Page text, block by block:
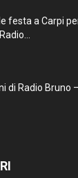
festa a Carpi
di Radio Bruno